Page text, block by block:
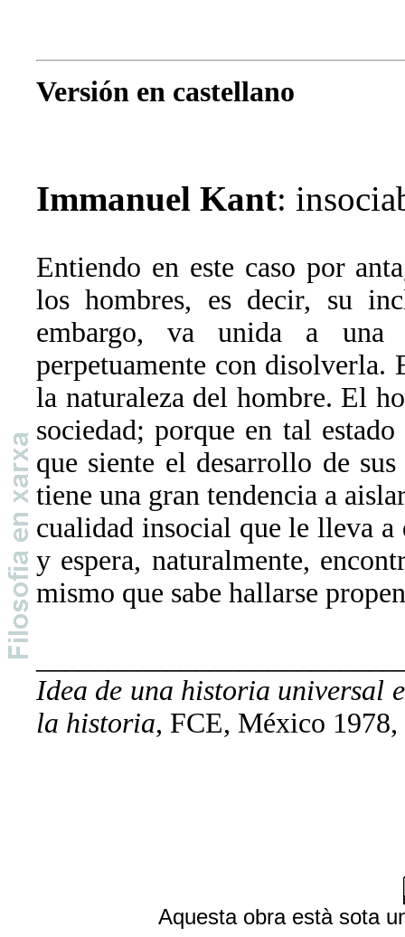
Versión en castellano
Immanuel Kant:
Entiendo en este caso por
los hombres, es decir, su
embargo, va unida a una
perpetuamente con disolverla.
la naturaleza del hombre. El
sociedad; porque en tal
que siente el desarrollo de
tiene una gran tendencia a
cualidad insocial que le lleva a
y espera, naturalmente,
mismo que sabe hallarse
Idea de una historia universal
la historia, FCE, México
Aquesta obra està sota